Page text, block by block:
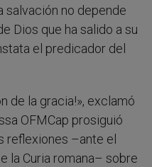
salvación no depende
Dios que ha salido a su
el predicador del
de la gracia!», exclamó
OFMCap prosiguió
reflexiones –ante el
la Curia romana– sobre